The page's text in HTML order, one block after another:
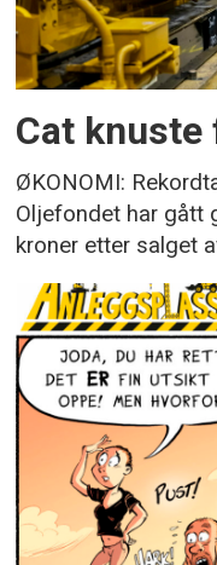
Cat
ØKONOMI:
Oljefondet har gått
kroner etter salget